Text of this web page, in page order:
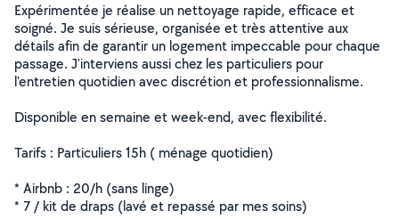
Expérimentée je réalise un nettoyage rapide, efficace et
soigné. Je suis sérieuse, organisée et très attentive aux
détails afin de garantir un logement impeccable pour chaque
passage. J'interviens aussi chez les particuliers pour
l'entretien quotidien avec discrétion et professionnalisme.
Disponible en semaine et week-end, avec flexibilité.
Tarifs : Particuliers 15h ( ménage quotidien)
* Airbnb : 20/h (sans linge)
* 7 / kit de draps (lavé et repassé par mes soins)